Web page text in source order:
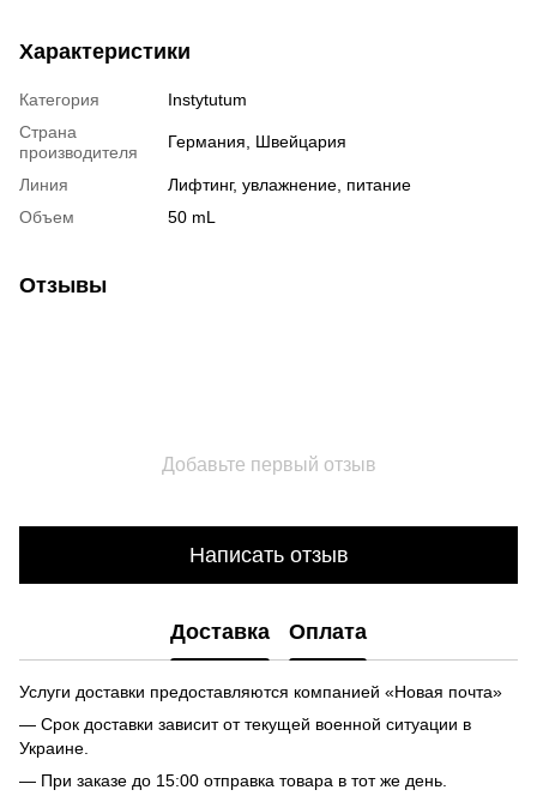
Характеристики
Категория
Instytutum
Страна
производителя
Германия, Швейцария
Линия
Лифтинг, увлажнение, питание
Объем
50 mL
Отзывы
Добавьте первый отзыв
Написать отзыв
Доставка Оплата
Услуги доставки предоставляются компанией «Новая почта»
— Срок доставки зависит от текущей военной ситуации в
Украине.
— При заказе до 15:00 отправка товара в тот же день.